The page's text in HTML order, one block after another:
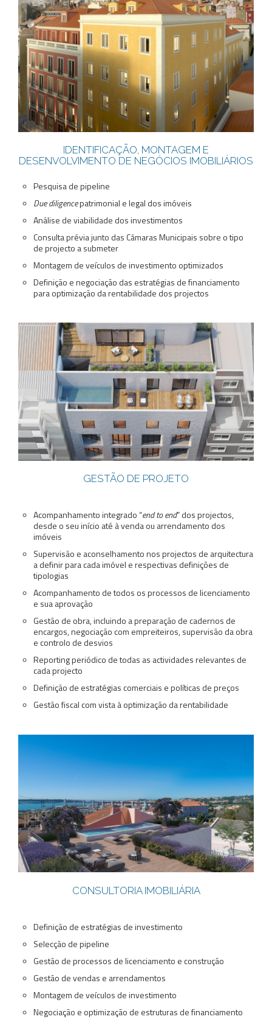
IDENTIFICAÇÃO, MONTAGEM E
DESENVOLVIMENTO DE NEGÓCIOS IMOBILIÁRIOS
Pesquisa de pipeline
Due diligencepatrimonial e legal dos imóveis
Análise de viabilidade dos investimentos
Consulta prévia junto das Câmaras Municipais sobre o tipo
de projecto a submeter
Montagem de veículos de investimento optimizados
Definição e negociação das estratégias de financiamento
para optimização da rentabilidade dos projectos
GESTÃO DE PROJETO
Acompanhamento integrado “end to end” dos projectos,
desde o seu início até à venda ou arrendamento dos
imóveis
Supervisão e aconselhamento nos projectos de arquitectura
a definir para cada imóvel e respectivas definições de
tipologias
Acompanhamento de todos os processos de licenciamento
e sua aprovação
Gestão de obra, incluindo a preparação de cadernos de
encargos, negociação com empreiteiros, supervisão da obra
e controlo de desvios
Reporting periódico de todas as actividades relevantes de
cada projecto
Definição de estratégias comerciais e políticas de preços
Gestão fiscal com vista à optimização da rentabilidade
CONSULTORIA IMOBILIÁRIA
Definição de estratégias de investimento
Selecção de pipeline
Gestão de processos de licenciamento e construção
Gestão de vendas e arrendamentos
Montagem de veículos de investimento
Negociação e optimização de estruturas de financiamento